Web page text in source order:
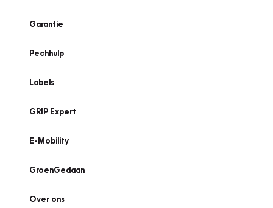
Garantie
Pechhulp
Labels
GRIP Expert
E-Mobility
GroenGedaan
Over ons